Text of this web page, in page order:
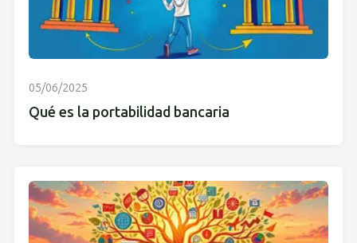
05/06/2025
Qué es la portabilidad bancaria